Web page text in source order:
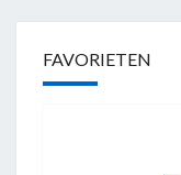
FAVORIETEN